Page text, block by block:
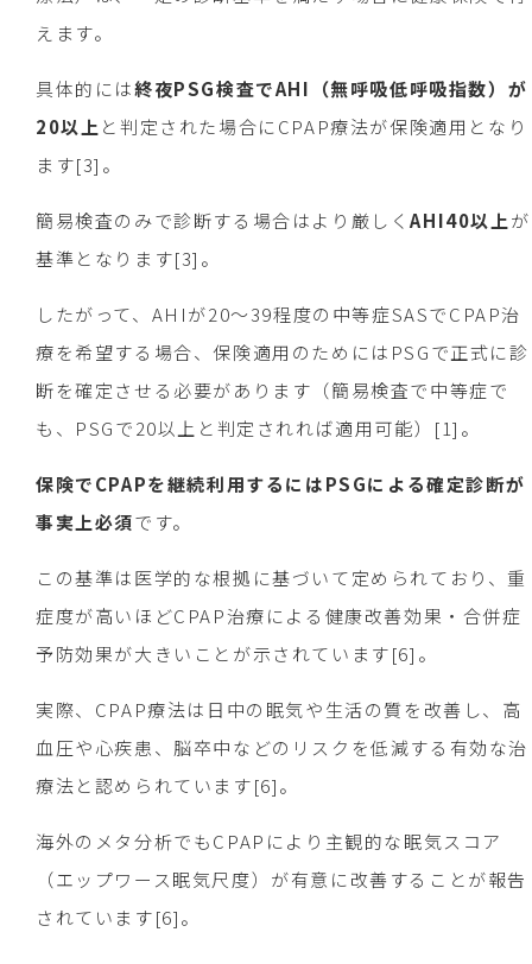
えます。
具体的には終夜PSG検査でAHI（無呼吸低呼吸指数）が
20以上と判定された場合にCPAP療法が保険適用となり
ます[3]。
簡易検査のみで診断する場合はより厳しくAHI40以上が
基準となります[3]。
したがって、AHIが20～39程度の中等症SASでCPAP治
療を希望する場合、保険適用のためにはPSGで正式に診
断を確定させる必要があります（簡易検査で中等症で
も、PSGで20以上と判定されれば適用可能）[1]。
保険でCPAPを継続利用するにはPSGによる確定診断が
事実上必須です。
この基準は医学的な根拠に基づいて定められており、重
症度が高いほどCPAP治療による健康改善効果・合併症
予防効果が大きいことが示されています[6]。
実際、CPAP療法は日中の眠気や生活の質を改善し、高
血圧や心疾患、脳卒中などのリスクを低減する有効な治
療法と認められています[6]。
海外のメタ分析でもCPAPにより主観的な眠気スコア
（エップワース眠気尺度）が有意に改善することが報告
されています[6]。